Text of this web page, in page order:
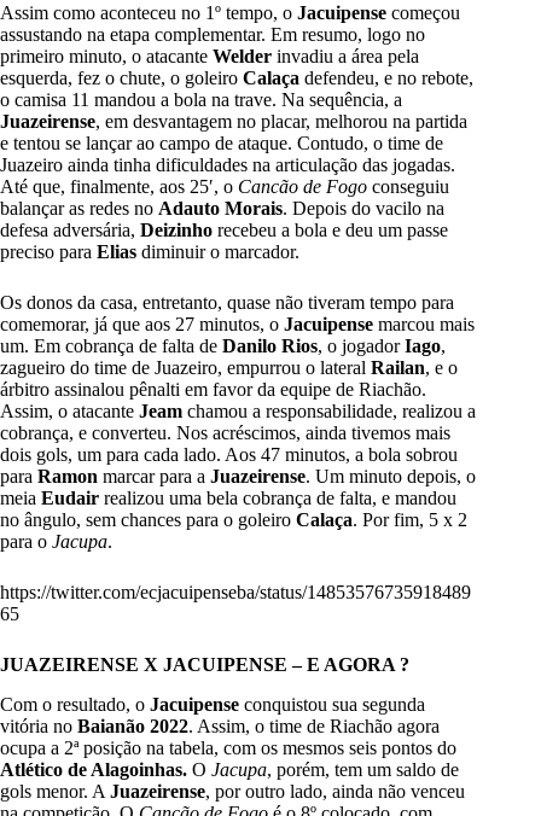
Assim como aconteceu no 1º tempo, o Jacuipense começou
assustando na etapa complementar. Em resumo, logo no
primeiro minuto, o atacante Welder invadiu a área pela
esquerda, fez o chute, o goleiro Calaça defendeu, e no rebote,
o camisa 11 mandou a bola na trave. Na sequência, a
Juazeirense, em desvantagem no placar, melhorou na partida
e tentou se lançar ao campo de ataque. Contudo, o time de
Juazeiro ainda tinha dificuldades na articulação das jogadas.
Até que, finalmente, aos 25′, o Cancão de Fogo conseguiu
balançar as redes no Adauto Morais. Depois do vacilo na
defesa adversária, Deizinho recebeu a bola e deu um passe
preciso para Elias diminuir o marcador.
Os donos da casa, entretanto, quase não tiveram tempo para
comemorar, já que aos 27 minutos, o Jacuipense marcou mais
um. Em cobrança de falta de Danilo Rios, o jogadorIago,
zagueiro do time de Juazeiro, empurrou o lateral Railan, e o
árbitro assinalou pênalti em favor da equipe de Riachão.
Assim, o atacante Jeam chamou a responsabilidade, realizou a
cobrança, e converteu. Nos acréscimos, ainda tivemos mais
dois gols, um para cada lado. Aos 47 minutos, a bola sobrou
para Ramon marcar para a Juazeirense. Um minuto depois, o
meia Eudair realizou uma bela cobrança de falta, e mandou
no ângulo, sem chances para o goleiro Calaça. Por fim, 5 x 2
para o Jacupa.
https://twitter.com/ecjacuipenseba/status/14853576735918489
65
JUAZEIRENSE X JACUIPENSE – E AGORA ?
Com o resultado, o Jacuipense conquistou sua segunda
vitória no Baianão 2022. Assim, o time de Riachão agora
ocupa a 2ª posição na tabela, com os mesmos seis pontos do
Atlético de Alagoinhas. O Jacupa, porém, tem um saldo de
gols menor. A Juazeirense, por outro lado, ainda não venceu